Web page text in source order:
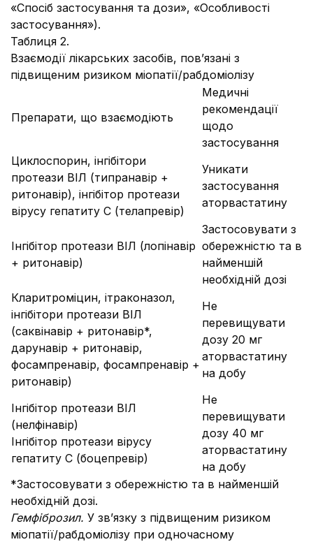
«Спосіб застосування та дози», «Особливості
застосування»).
Таблиця 2.
Взаємодії лікарських засобів, пов’язані з
підвищеним ризиком міопатії/рабдоміолізу
Препарати, що взаємодіють
Медичні
рекомендації
щодо
застосування
Циклоспорин, інгібітори
протеази ВІЛ (типранавір +
ритонавір), інгібітор протеази
вірусу гепатиту С (телапревір)
Уникати
застосування
аторвастатину
Інгібітор протеази ВІЛ (лопінавір
+ ритонавір)
Застосовувати з
обережністю та в
найменшій
необхідній дозі
Кларитроміцин, ітраконазол,
інгібітори протеази ВІЛ
(саквінавір + ритонавір*,
дарунавір + ритонавір,
фосампренавір, фосампренавір +
ритонавір)
Не
перевищувати
дозу 20 мг
аторвастатину
на добу
Інгібітор протеази ВІЛ
(нелфінавір)
Інгібітор протеази вірусу
гепатиту С (боцепревір)
Не
перевищувати
дозу 40 мг
аторвастатину
на добу
*Застосовувати з обережністю та в найменшій
необхідній дозі.
Гемфіброзил. У зв’язку з підвищеним ризиком
міопатії/рабдоміолізу при одночасному